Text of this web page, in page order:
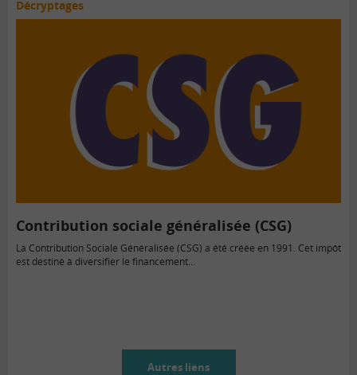
Décryptages
Contribution sociale généralisée (CSG)
La Contribution Sociale Généralisée (CSG) a été créée en 1991. Cet impôt
est destiné à diversifier le financement…
Autres liens